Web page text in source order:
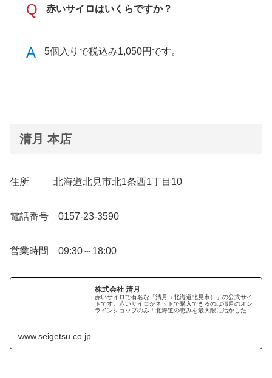
Q 赤いサイロはいくらですか？
A 5個入りで税込み1,050円です。
清月 本店
住所 北海道北見市北1条西1丁目10
電話番号 0157-23-3590
営業時間 09:30～18:00
株式会社 清月
赤いサイロで有名な「清月（北海道北見市）」の公式サイ
トです。赤いサイロがネットで購入できるのは清月のオン
ラインショップのみ！北海道の恵みを最大限に活かした清
www.seigetsu.co.jp